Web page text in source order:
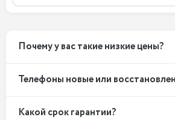
Почему у вас такие низкие цены?
Телефоны новые или
Какой срок гарантии?